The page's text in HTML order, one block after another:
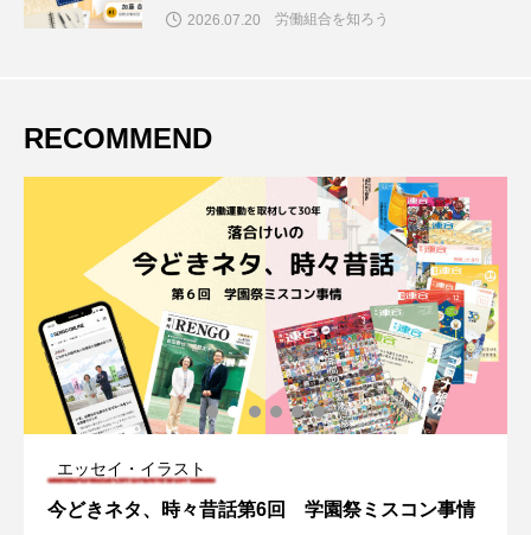
映 2026.07.20 労働組合を知ろう
RECOMMEND
エッセイ・イラスト
今どきネタ、時々昔話第6回 学園祭ミスコン事情